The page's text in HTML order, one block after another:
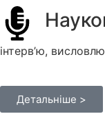
інтерв’ю,
Детальніше >